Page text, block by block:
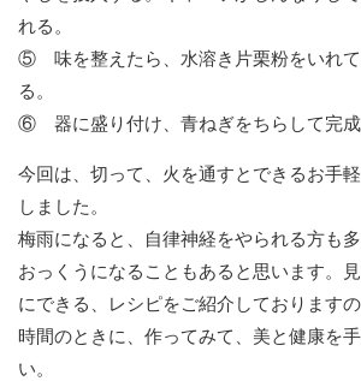
れる。
⑤ 味を整えたら、水溶き片栗粉をいれて
る。
⑥ 器に盛り付け、青ねぎをちらして完成
今回は、切って、火を通すとできるお手
しました。
梅雨になると、自律神経をやられる方も
おっくうになることもあると思います。
にできる、レシピをご紹介しております
時間のときに、作ってみて、美と健康を
い。